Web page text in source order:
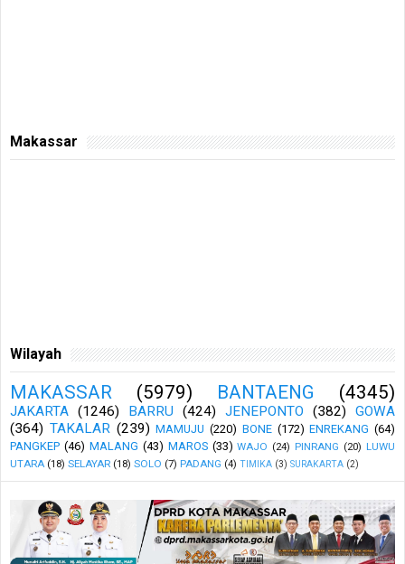
Makassar
Wilayah
MAKASSAR (5979) BANTAENG (4345)
JAKARTA (1246) BARRU (424) JENEPONTO (382)
GOWA
(364) TAKALAR (239) MAMUJU (220) BONE (172) ENREKANG (64)
PANGKEP (46) MALANG (43) MAROS (33) WAJO (24) PINRANG (20) LUWU
UTARA (18) SELAYAR (18) SOLO (7) PADANG (4) TIMIKA (3) SURAKARTA (2)